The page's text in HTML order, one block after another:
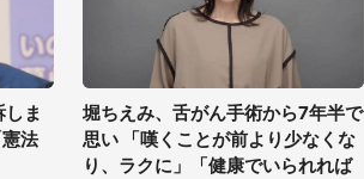
ま
法
堀ちえみ、舌がん手術から7年半で
思い 「嘆くことが前より少なくな
り、ラクに」「健康でいられれば